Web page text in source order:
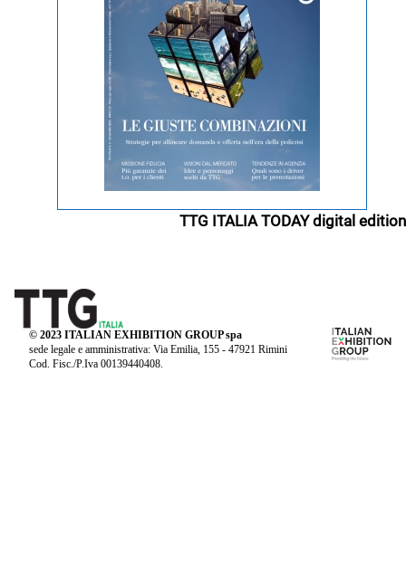
TTG ITALIA TODAY digital edition
© 2023 ITALIAN EXHIBITION GROUP spa
sede legale e amministrativa: Via Emilia, 155 - 47921 Rimini
Cod. Fisc./P.Iva 00139440408.